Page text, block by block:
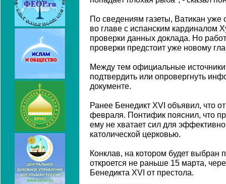
По сведениям газеты, Ватикан
во главе с испанским кардиналом
проверки данных доклада. Но
проверки предстоит уже новому
Между тем официальные источники
подтвердить или опровергнуть
документе.
Ранее Бенедикт XVI объявил, что
февраля. Понтифик пояснил, что
ему не хватает сил для
католической церковью.
Конклав, на котором будет выбран
откроется не раньше 15 марта,
Бенедикта XVI от престола.